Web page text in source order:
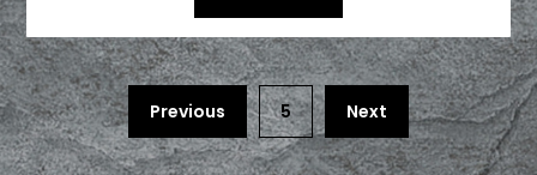
Previous 5 Next